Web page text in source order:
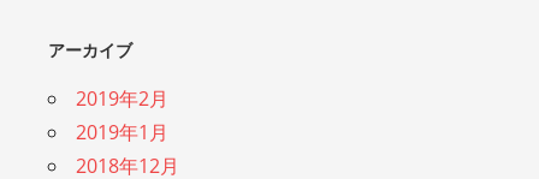
アーカイブ
2019年2月
2019年1月
2018年12月